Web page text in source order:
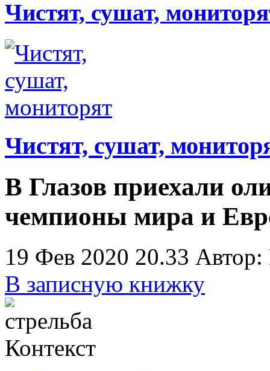
Чистят, сушат,
Чистят, сушат,
В Глазов приехали
чемпионы мира и
19 Фев 2020 20.33 Автор:
В записную книжку
Контекст